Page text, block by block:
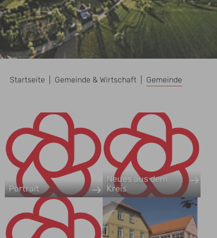
Startseite
Gemeinde & Wirtschaft Gemeinde
Portrait
Neues aus dem
Kreis